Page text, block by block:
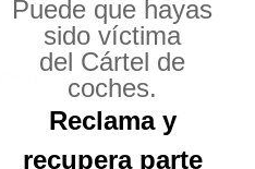
Economía
Puede que hayas
sido víctima
del Cártel de
coches.
Reclama y
recupera parte